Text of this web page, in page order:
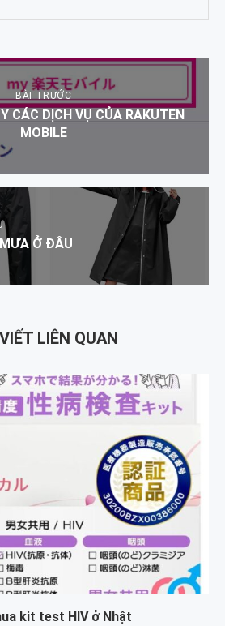
BÀI TRƯỚC
CÁC DỊCH VỤ CỦA RAKUTEN
MOBILE
Ở ĐÂU
LIÊN QUAN
kit test HIV ở Nhật